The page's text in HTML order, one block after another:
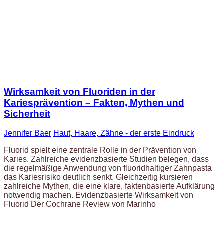
Wirksamkeit von Fluoriden in der
Kariesprävention – Fakten, Mythen und
Sicherheit
Jennifer Baer Haut, Haare, Zähne - der erste Eindruck
Fluorid spielt eine zentrale Rolle in der Prävention von
Karies. Zahlreiche evidenzbasierte Studien belegen, dass
die regelmäßige Anwendung von fluoridhaltiger Zahnpasta
das Kariesrisiko deutlich senkt. Gleichzeitig kursieren
zahlreiche Mythen, die eine klare, faktenbasierte Aufklärung
notwendig machen. Evidenzbasierte Wirksamkeit von
Fluorid Der Cochrane Review von Marinho